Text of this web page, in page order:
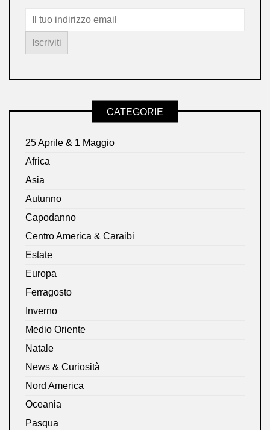
CATEGORIE
25 Aprile & 1 Maggio
Africa
Asia
Autunno
Capodanno
Centro America & Caraibi
Estate
Europa
Ferragosto
Inverno
Medio Oriente
Natale
News & Curiosità
Nord America
Oceania
Pasqua